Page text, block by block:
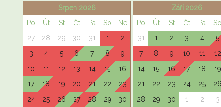
Srpen 2026
Po
Út St Čt Pá So
Ne
27
28 29 30 31 1
2
3
4 5 6 7 8
9
10
11 12 13 14 15
16
17
18 19 20 21 22
23
24
25 26 27 28 29
30
Září 2026
Po
Út St Čt Pá
So
31
1 2 3 4
5
7
8 9 10 11
12
14
15 16 17 18
19
21
22 23 24 25
26
28
29 30 1 2
3